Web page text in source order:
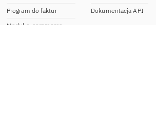
Program do faktur
Moduł e-commerce
Dokumentacja API